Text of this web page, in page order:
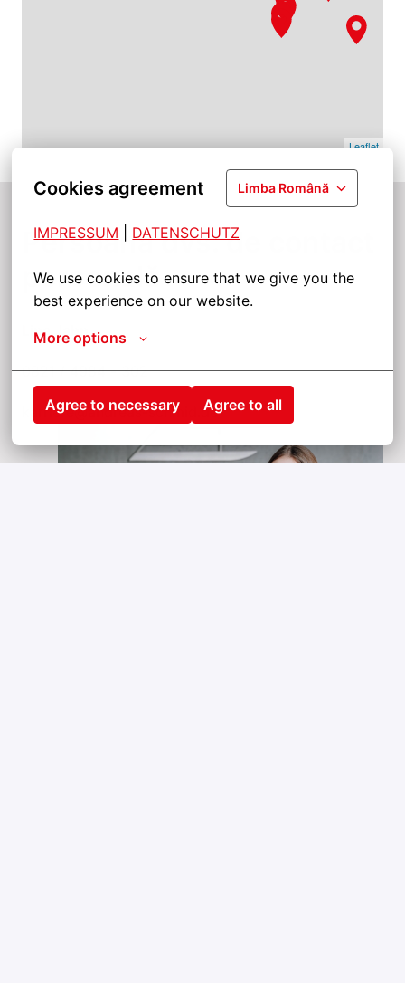
Cookies agreement Limba Română
IMPRESSUM DATENSCHUTZ
We use cookies to ensure that we give you the
best experience on our website.
More options
Agree to necessary Agree to all
Leaflet
Persoana dvs. de contact
personală
Lina Jahn
0821 / 4984 - 302
karriere@andreas-schmid.de